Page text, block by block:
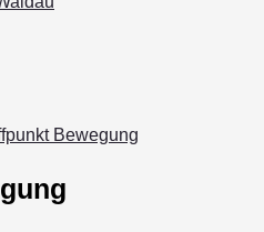
Bewegung